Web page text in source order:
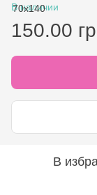
В наличии
150.00
В